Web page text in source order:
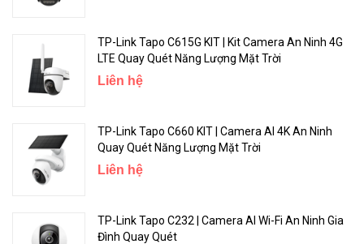
TP-Link Tapo C615G KIT | Kit Camera An Ninh 4G
LTE Quay Quét Năng Lượng Mặt Trời
Liên hệ
TP-Link Tapo C660 KIT | Camera AI 4K An Ninh
Quay Quét Năng Lượng Mặt Trời
Liên hệ
TP-Link Tapo C232 | Camera AI Wi-Fi An Ninh Gia
Đình Quay Quét